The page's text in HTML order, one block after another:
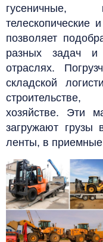
гусеничные,
телескопические
позволяет
разных задач и
отраслях.
складской
хозяйстве. Эти
загружают грузы
ленты, в приемные